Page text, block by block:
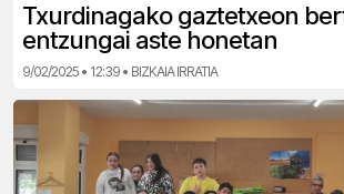
Txurdinagako gaztetxeon
entzungai aste honetan
9/02/2025 • 12:39 • BIZKAIA IRRATIA